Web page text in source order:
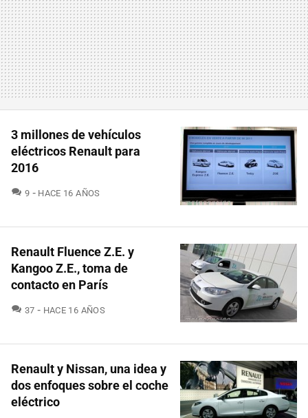
3 millones de vehículos
eléctricos Renault para
2016
9 COMENTARIOS
HACE 16 AÑOS
Renault Fluence Z.E. y
Kangoo Z.E., toma de
contacto en París
37 COMENTARIOS
HACE 16 AÑOS
Renault y Nissan, una idea y
dos enfoques sobre el coche
eléctrico